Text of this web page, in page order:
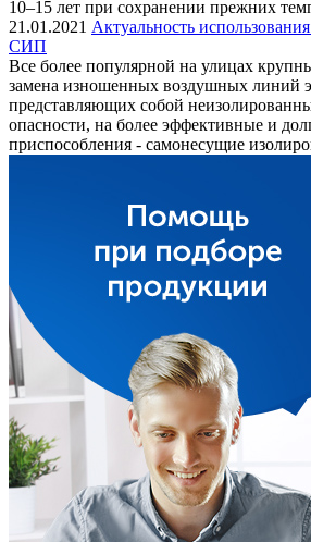
10–15 лет при сохранении прежних
21.01.2021 Актуальность
СИП
Все более популярной на улицах
замена изношенных воздушных линий
представляющих собой
опасности, на более эффективные и
приспособления - самонесущие